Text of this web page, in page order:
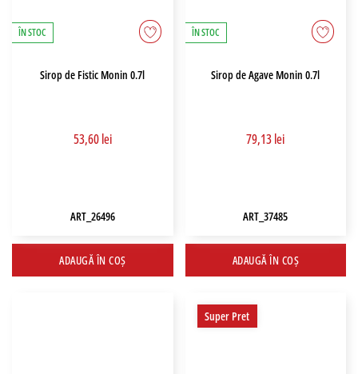
ÎN STOC
Sirop de Fistic Monin 0.7l
53,60 lei
ART_26496
ADAUGĂ ÎN COȘ
ÎN STOC
Sirop de Agave Monin 0.7l
79,13 lei
ART_37485
ADAUGĂ ÎN COȘ
Super Pret